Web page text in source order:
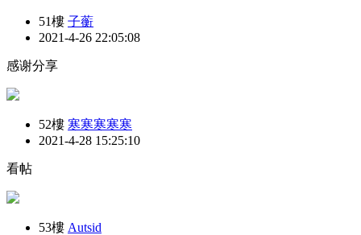
51樓 子蘅
2021-4-26 22:05:08
感谢分享
52樓 寒寒寒寒寒
2021-4-28 15:25:10
看帖
53樓 Autsid